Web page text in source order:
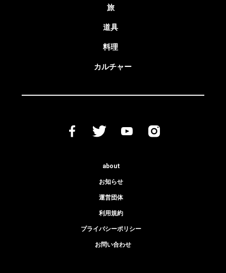
旅
道具
料理
カルチャー
about
お知らせ
運営団体
利用規約
プライバシーポリシー
お問い合わせ